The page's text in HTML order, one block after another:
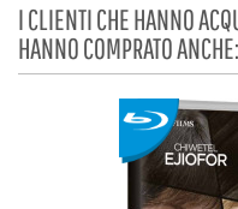
I CLIENTI CHE HANNO
HANNO COMPRATO ANCHE: